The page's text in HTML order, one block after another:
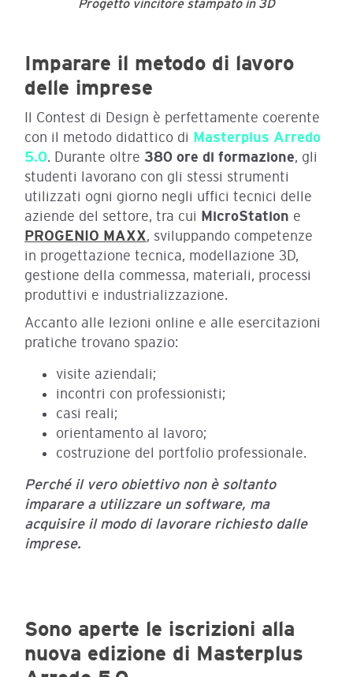
Progetto vincitore stampato in 3D
Imparare il metodo di lavoro
delle imprese
Il Contest di Design è perfettamente coerente
con il metodo didattico di Masterplus Arredo
5.0. Durante oltre 380 ore di formazione, gli
studenti lavorano con gli stessi strumenti
utilizzati ogni giorno negli uffici tecnici delle
aziende del settore, tra cui MicroStation e
PROGENIO MAXX, sviluppando competenze
in progettazione tecnica, modellazione 3D,
gestione della commessa, materiali, processi
produttivi e industrializzazione.
Accanto alle lezioni online e alle esercitazioni
pratiche trovano spazio:
visite aziendali;
incontri con professionisti;
casi reali;
orientamento al lavoro;
costruzione del portfolio professionale.
Perché il vero obiettivo non è soltanto
imparare a utilizzare un software, ma
acquisire il modo di lavorare richiesto dalle
imprese.
Sono aperte le iscrizioni alla
nuova edizione di Masterplus